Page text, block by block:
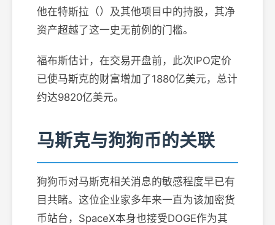
他在特斯拉（）及其他项目中的持股，其净
资产超越了这一史无前例的门槛。
福布斯估计，在交易开盘前，此次IPO定价
已使马斯克的财富增加了1880亿美元，总计
约达9820亿美元。
马斯克与狗狗币的关联
狗狗币对马斯克相关消息的敏感程度早已有
目共睹。这位企业家多年来一直为该加密货
币站台，SpaceX本身也接受DOGE作为其